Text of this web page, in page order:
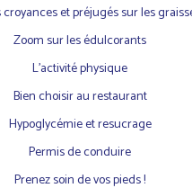
croyances et préjugés sur les
Zoom sur les édulcorants
L'activité physique
Bien choisir au restaurant
Hypoglycémie et resucrage
Permis de conduire
Prenez soin de vos pieds !